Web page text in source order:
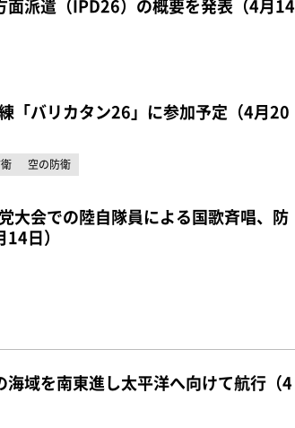
派遣（IPD26）の概要を発表（4月14
「バリカタン26」に参加予定（4月20
空の防衛
会での陸自隊員による国歌斉唱、防
日）
域を南東進し太平洋へ向けて航行（4